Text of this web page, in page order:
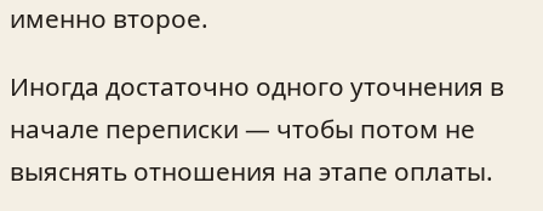
именно второе.
Иногда достаточно одного уточнения в
начале переписки — чтобы потом не
выяснять отношения на этапе оплаты.